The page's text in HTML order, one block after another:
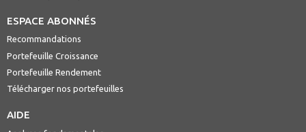
ESPACE ABONNÉS
Recommandations
Portefeuille Croissance
Portefeuille Rendement
Télécharger nos portefeuilles
AIDE